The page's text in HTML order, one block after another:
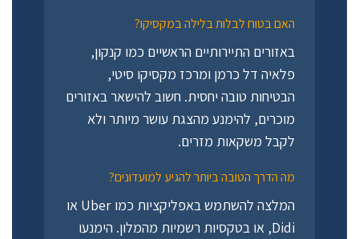
האם בטוח לבלות בלילה במקסיקו?
באזורים התיירותיים הראשיים כמו קנקון,
פלאיה דל כרמן ומרכז מקסיקו סיטי,
הבטיחות טובה יחסית. חשוב להישאר באזורים
מוכרים, להימנע מהצגת עושר מיותר ולא
לקבל משקאות מזרים.
מה הדרך הטובה ביותר להגיע למועדונים?
המלצה להשתמש באפליקציות כמו Uber או
Didi, או בטקסיות רשמיות מהמלון. הימנעו